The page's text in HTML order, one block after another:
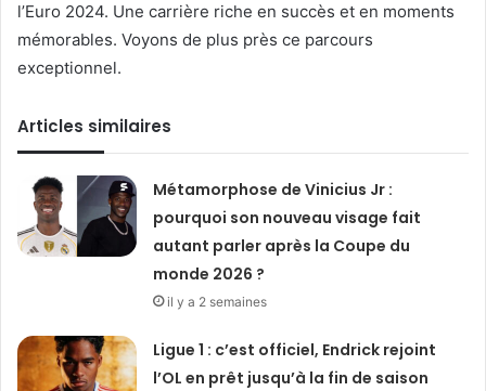
l’Euro 2024. Une carrière riche en succès et en moments
mémorables. Voyons de plus près ce parcours
exceptionnel.
Articles similaires
Métamorphose de Vinicius Jr :
pourquoi son nouveau visage fait
autant parler après la Coupe du
monde 2026 ?
il y a 2 semaines
Ligue 1 : c’est officiel, Endrick rejoint
l’OL en prêt jusqu’à la fin de saison